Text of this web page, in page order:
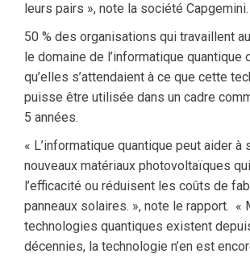
leurs pairs », note la société Capgemini.
50 % des organisations qui travaillent
le domaine de l’informatique quantique
qu’elles s’attendaient à ce que cette
puisse être utilisée dans un cadre
5 années.
« L’informatique quantique peut aider à
nouveaux matériaux photovoltaïques
l’efficacité ou réduisent les coûts de
panneaux solaires. », note le rapport. «
technologies quantiques existent
décennies, la technologie n’en est